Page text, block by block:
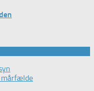
mårfælde